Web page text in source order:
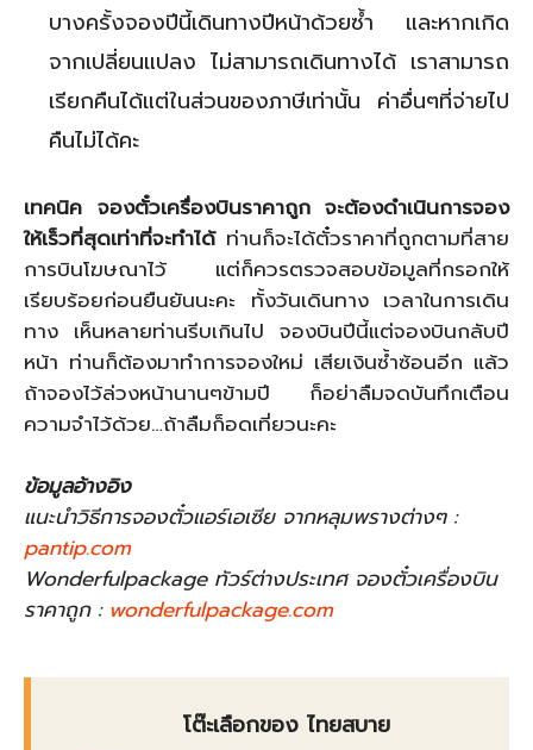
บางครั้งจองปีนี้เดินทางปีหน้าด้วยซ้ำ และหากเกิด
จากเปลี่ยนแปลง ไม่สามารถเดินทางได้ เราสามารถ
เรียกคืนได้แต่ในส่วนของภาษีเท่านั้น ค่าอื่นๆที่จ่ายไป
คืนไม่ได้คะ
เทคนิค จองตั๋วเครื่องบินราคาถูก จะต้องดำเนินการจอง
ให้เร็วที่สุดเท่าที่จะทำได้ท่านก็จะได้ตั๋วราคาที่ถูกตามที่สาย
การบินโฆษณาไว้ แต่ก็ควรตรวจสอบข้อมูลที่กรอกให้
เรียบร้อยก่อนยืนยันนะคะ ทั้งวันเดินทาง เวลาในการเดิน
ทาง เห็นหลายท่านรีบเกินไป จองบินปีนี้แต่จองบินกลับปี
หน้า ท่านก็ต้องมาทำการจองใหม่ เสียเงินซ้ำซ้อนอีก แล้ว
ถ้าจองไว้ล่วงหน้านานๆข้ามปี ก็อย่าลืมจดบันทึกเตือน
ความจำไว้ด้วย…ถ้าลืมก็อดเที่ยวนะคะ
ข้อมูลอ้างอิง
แนะนำวิธีการจองตั๋วแอร์เอเซีย จากหลุมพรางต่างๆ :
pantip.com
Wonderfulpackage ทัวร์ต่างประเทศ จองตั๋วเครื่องบิน
ราคาถูก : wonderfulpackage.com
โต๊ะเลือกของ ไทยสบาย